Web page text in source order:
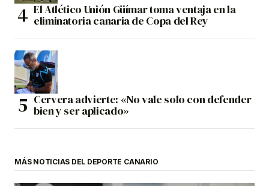
El Atlético Unión Güímar toma ventaja en la
eliminatoria canaria de Copa del Rey
Cervera advierte: «No vale solo con defender
bien y ser aplicado»
MÁS NOTICIAS DEL DEPORTE CANARIO